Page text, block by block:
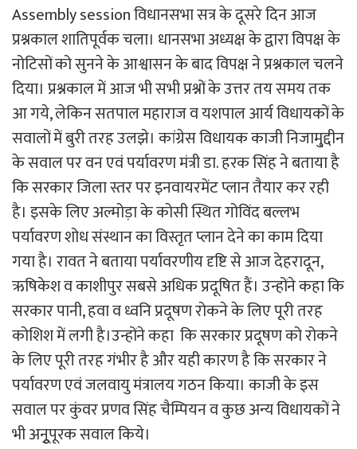
Assembly session विधानसभा सत्र के दूसरे दिन आज
प्रश्नकाल शातिपूर्वक चला। धानसभा अध्यक्ष के द्वारा विपक्ष के
नोटिसों को सुनने के आश्वासन के बाद विपक्ष ने प्रश्नकाल चलने
दिया। प्रश्नकाल में आज भी सभी प्रश्नों के उत्तर तय समय तक
आ गये, लेकिन सतपाल महाराज व यशपाल आर्य विधायकों के
सवालों में बुरी तरह उलझे। कांग्रेस विधायक काजी निजामु्द्दीन
के सवाल पर वन एवं पर्यावरण मंत्री डा. हरक सिंह ने बताया है
कि सरकार जिला स्तर पर इनवायरमेंट प्लान तैयार कर रही
है। इसके लिए अल्मोड़ा के कोसी स्थित गोविंद बल्लभ
पर्यावरण शोध संस्थान का विस्तृत प्लान देने का काम दिया
गया है। रावत ने बताया पर्यावरणीय दृष्टि से आज देहरादून,
ऋषिकेश व काशीपुर सबसे अधिक प्रदूषित हैं। उन्होंने कहा कि
सरकार पानी, हवा व ध्वनि प्रदूषण रोकने के लिए पूरी तरह
कोशिश में लगी है।उन्होंने कहा कि सरकार प्रदूषण को रोकने
के लिए पूरी तरह गंभीर है और यही कारण है कि सरकार ने
पर्यावरण एवं जलवायु मंत्रालय गठन किया। काजी के इस
सवाल पर कुंवर प्रणव सिंह चैम्पियन व कुछ अन्य विधायकों ने
भी अनुूपूरक सवाल किये।